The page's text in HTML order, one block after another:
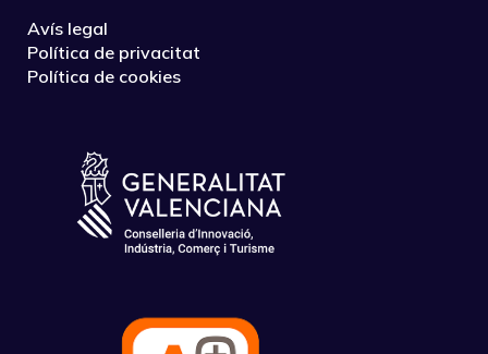
Avís legal
Política de privacitat
Política de cookies